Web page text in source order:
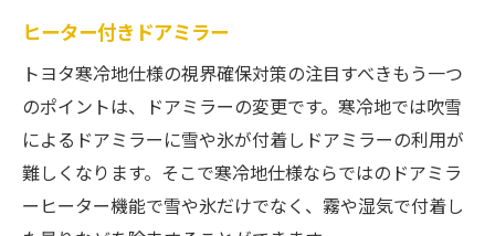
ヒーター付きドアミラー
トヨタ寒冷地仕様の視界確保対策の注目すべきもう一つ
のポイントは、ドアミラーの変更です。寒冷地では吹雪
によるドアミラーに雪や氷が付着しドアミラーの利用が
難しくなります。そこで寒冷地仕様ならではのドアミラ
ーヒーター機能で雪や氷だけでなく、霧や湿気で付着し